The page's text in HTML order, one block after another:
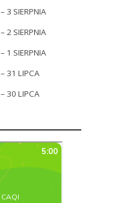
3 SIERPNIA
2 SIERPNIA
1 SIERPNIA
31 LIPCA
30 LIPCA